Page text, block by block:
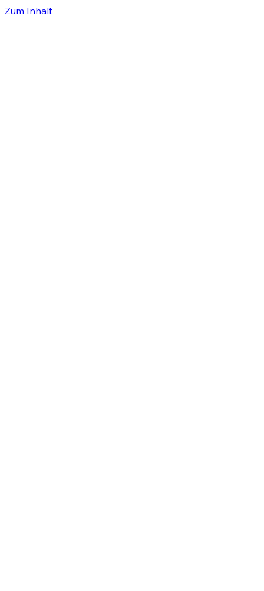
Zum Inhalt